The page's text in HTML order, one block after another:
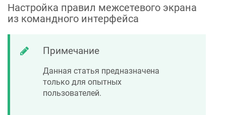
Настройка правил межсетевого экрана
из командного интерфейса
Примечание
Данная статья предназначена
только для опытных
пользователей.